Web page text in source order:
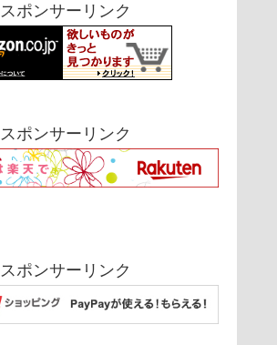
スポンサーリンク
スポンサーリンク
スポンサーリンク